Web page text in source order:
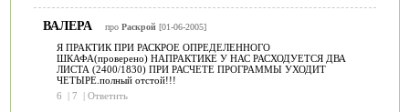
ВАЛЕРА про Раскрой [01-06-2005]
Я ПРАКТИК ПРИ РАСКРОЕ ОПРЕДЕЛЕННОГО
ШКАФА(проверено) НАПРАКТИКЕ У НАС РАСХОДУЕТСЯ ДВА
ЛИСТА (2400/1830) ПРИ РАСЧЕТЕ ПРОГРАММЫ УХОДИТ
ЧЕТЫРЕ.полный отстой!!!
6
| 7 | Ответить